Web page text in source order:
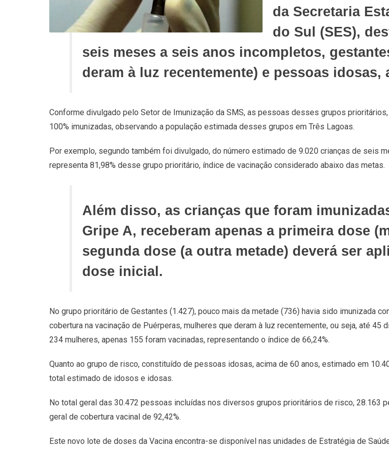
da Secretaria
do Sul (SES),
seis meses a seis anos incompletos,
deram à luz recentemente) e pessoas idosas,
Conforme divulgado pelo Setor de Imunização da SMS, as pessoas desses grupos
100% imunizadas, observando a população estimada desses grupos em Três Lagoas.
Por exemplo, segundo também foi divulgado, do número estimado de 9.020 crianças de seis
representa 81,98% desse grupo prioritário, índice de vacinação considerado abaixo das metas.
Além disso, as crianças que foram
Gripe A, receberam apenas a primeira dose
segunda dose (a outra metade) deverá ser
dose inicial.
No grupo prioritário de Gestantes (1.427), pouco mais da metade (736) havia sido imunizada
cobertura na vacinação de Puérperas, mulheres que deram à luz recentemente, ou seja, até
234 mulheres, apenas 155 foram vacinadas, representando o índice de 66,24%.
Quanto ao grupo de risco, constituído de pessoas idosas, acima de 60 anos, estimado em
total estimado de idosos e idosas.
No total geral das 30.472 pessoas incluídas nos diversos grupos prioritários de risco, 28.163
geral de cobertura vacinal de 92,42%.
Este novo lote de doses da Vacina encontra-se disponível nas unidades de Estratégia de